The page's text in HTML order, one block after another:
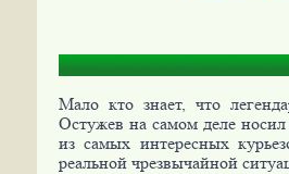
Мало кто знает, что
Остужев на самом деле
из самых интересных
реальной чрезвычайной